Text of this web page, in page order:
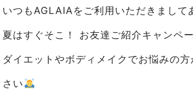
いつもAGLAIAをご利用いただきまして
夏はすぐそこ！ お友達ご紹介キャンペ
ダイエットやボディメイクでお悩みの
さい